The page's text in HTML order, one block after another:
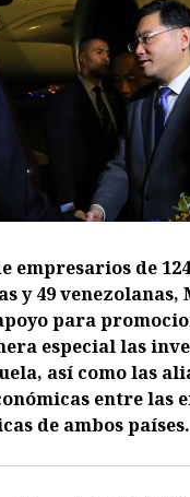
empresarios de 124
y 49 venezolanas,
para
especial las
así como las
entre las
de ambos países.